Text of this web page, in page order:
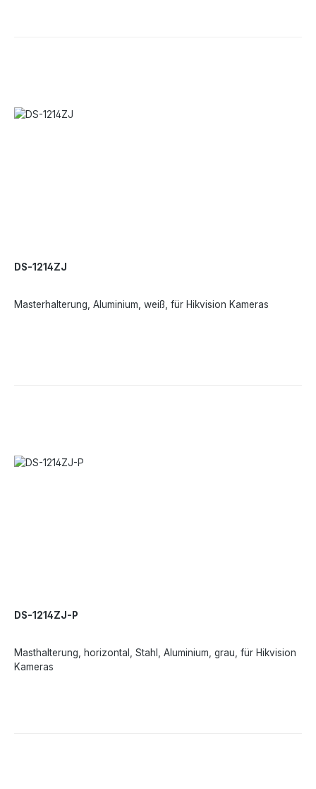
DS-1214ZJ
Masterhalterung, Aluminium, weiß, für Hikvision Kameras
DS-1214ZJ-P
Masthalterung, horizontal, Stahl, Aluminium, grau, für Hikvision
Kameras